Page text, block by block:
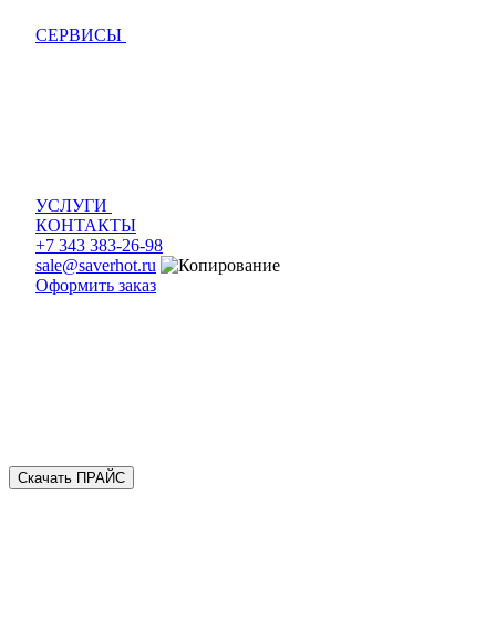
СЕРВИСЫ
УСЛУГИ
КОНТАКТЫ
+7 343 383-26-98
sale@saverhot.ru
Оформить заказ
Скачать ПРАЙС